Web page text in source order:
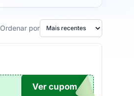
Ordenar por
TICO
Ver cupom